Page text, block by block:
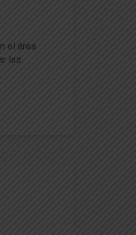
el área
las